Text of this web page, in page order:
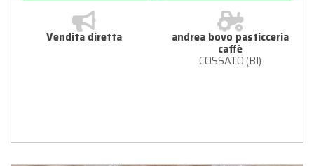
Vendita diretta andrea bovo pasticceria
caffè
COSSATO (BI)